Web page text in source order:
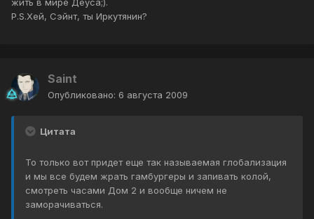
жить в мире Деуса;).
P.S.Хей, Сэйнт, ты Иркутянин?
Saint
Опубликовано: 6 августа 2009
Цитата
То только вот придет еще так называемая глобализация
и мы все будем жрать гамбургеры и запивать колой,
смотреть часами Дом 2 и вообще ничем не
заморачиваться.